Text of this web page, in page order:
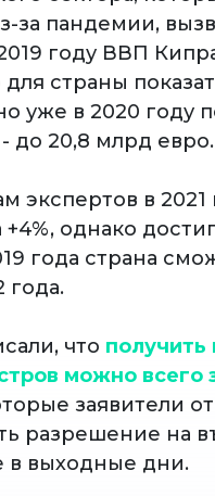
за пандемии,
году ВВП
страны
уже в 2020 году
- до 20,8 млрд евро.
экспертов в
однако
года страна
года.
что получить
можно всего
заявители
разрешение на
выходные дни.